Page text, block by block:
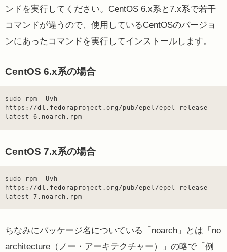
ンドを実行してください。CentOS 6.x系と7.x系で若干
コマンドが違うので、使用しているCentOSのバージョ
ンにあったコマンドを実行してインストールします。
CentOS 6.x系の場合
sudo rpm -Uvh
https://dl.fedoraproject.org/pub/epel/epel-release-
latest-6.noarch.rpm
CentOS 7.x系の場合
sudo rpm -Uvh
https://dl.fedoraproject.org/pub/epel/epel-release-
latest-7.noarch.rpm
ちなみにパッケージ名についている「noarch」とは「no
architecture（ノー・アーキテクチャー）」の略で「例